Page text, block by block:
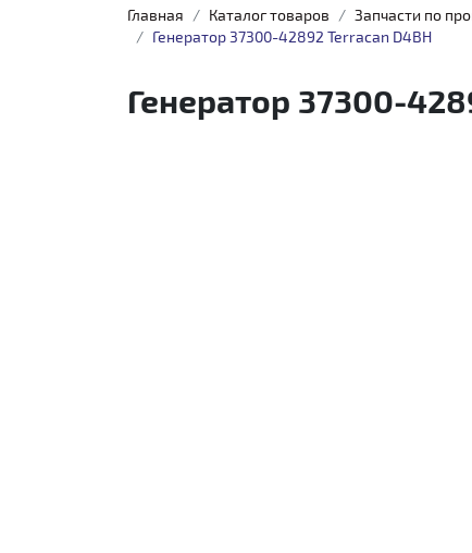
Главная Каталог товаров Запчасти по
Генератор 37300-42892 Terracan D4BH
Генератор 37300-